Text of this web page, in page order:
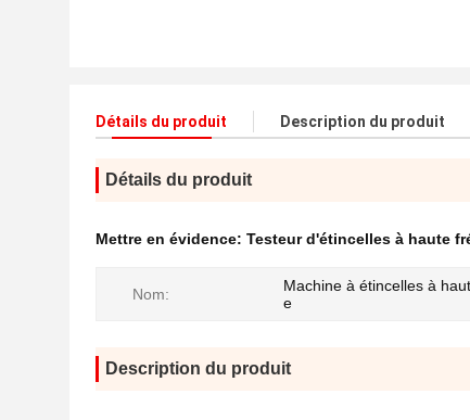
Détails du produit Description du produit
Détails du produit
Mettre en évidence: Testeur d'étincelles à haute
Nom:
Machine à étincelles à
e
Description du produit